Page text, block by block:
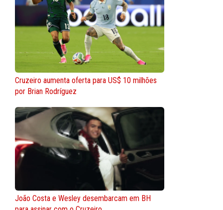
Cruzeiro aumenta oferta para US$ 10 milhões
por Brian Rodríguez
João Costa e Wesley desembarcam em BH